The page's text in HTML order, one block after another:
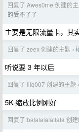
回复了 Awes0me 创建的
的受不了了
主要是无限流量卡，其
回复了 zeex 创建的主题 ›
听说要 3 年以后
回复了 lilq007 创建的主题 ›
5K 缩放比例刚好
回复了 balalalalallala 创